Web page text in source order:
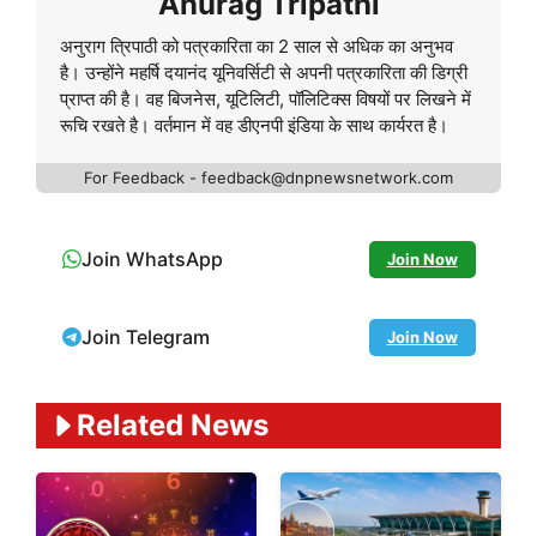
अनुराग त्रिपाठी को पत्रकारिता का 2 साल से अधिक का अनुभव
है। उन्होंने महर्षि दयानंद यूनिवर्सिटी से अपनी पत्रकारिता की डिग्री
प्राप्त की है। वह बिजनेस, यूटिलिटी, पॉलिटिक्स विषयों पर लिखने में
रूचि रखते है। वर्तमान में वह डीएनपी इंडिया के साथ कार्यरत है।
For Feedback - feedback@dnpnewsnetwork.com
Join WhatsApp Join Now
Join Telegram Join Now
Related News